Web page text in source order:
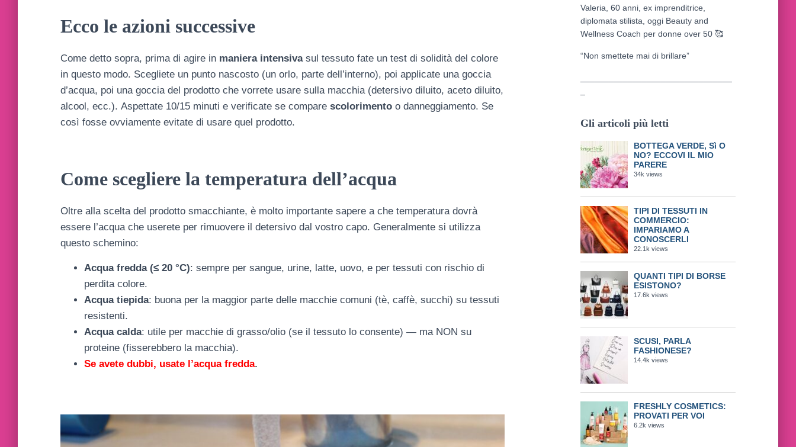
Ecco le azioni successive
Come detto sopra, prima di agire in maniera intensivasul tessuto fate un test di solidità del colore
in questo modo. Scegliete un punto nascosto (un orlo, parte dell’interno), poi applicate una goccia
d’acqua, poi una goccia del prodotto che vorrete usare sulla macchia (detersivo diluito, aceto diluito,
alcool, ecc.). Aspettate 10/15 minuti e verificate se compare scolorimento o danneggiamento. Se
così fosse ovviamente evitate di usare quel prodotto.
Come scegliere la temperatura dell’acqua
Oltre alla scelta del prodotto smacchiante, è molto importante sapere a che temperatura dovrà
essere l’acqua che userete per rimuovere il detersivo dal vostro capo. Generalmente si utilizza
questo schemino:
Acqua fredda (≤ 20 °C): sempre per sangue, urine, latte, uovo, e per tessuti con rischio di
perdita colore.
Acqua tiepida: buona per la maggior parte delle macchie comuni (tè, caffè, succhi) su tessuti
resistenti.
Acqua calda: utile per macchie di grasso/olio (se il tessuto lo consente) — ma NON su
proteine (fisserebbero la macchia).
Se avete dubbi, usate l’acqua fredda.
Valeria, 60 anni, ex imprenditrice,
diplomata stilista, oggi Beauty and
Wellness Coach per donne over 50 🥰
“Non smettete mai di brillare”
Gli articoli più letti
BOTTEGA VERDE, Sì O
NO? ECCOVI IL MIO
PARERE
34k views
TIPI DI TESSUTI IN
COMMERCIO:
IMPARIAMO A
CONOSCERLI
22.1k views
QUANTI TIPI DI BORSE
ESISTONO?
17.6k views
SCUSI, PARLA
FASHIONESE?
14.4k views
FRESHLY COSMETICS:
PROVATI PER VOI
6.2k views